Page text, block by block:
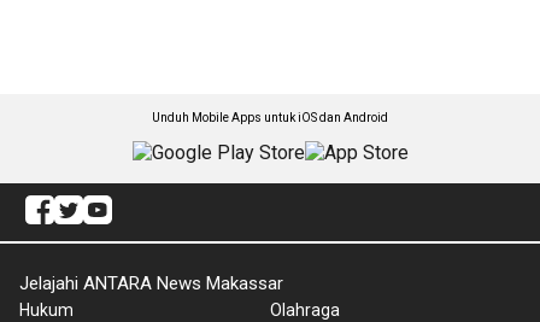
Unduh Mobile Apps untuk iOS dan Android
Jelajahi ANTARA News Makassar
Hukum
Olahraga